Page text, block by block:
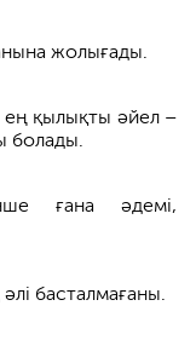
жолығады.
қылықты әйел –
болады.
ғана әдемі,
басталмағаны.